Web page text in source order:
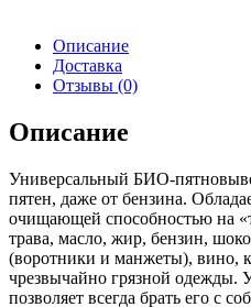
Описание
Доставка
Отзывы (0)
Описание
Универсальный БИО-
пятен, даже от бензина.
очищающей способностью на
трава, масло, жир, бензин,
(воротники и манжеты), вино,
чрезвычайно грязной одежды.
позволяет всегда брать его с